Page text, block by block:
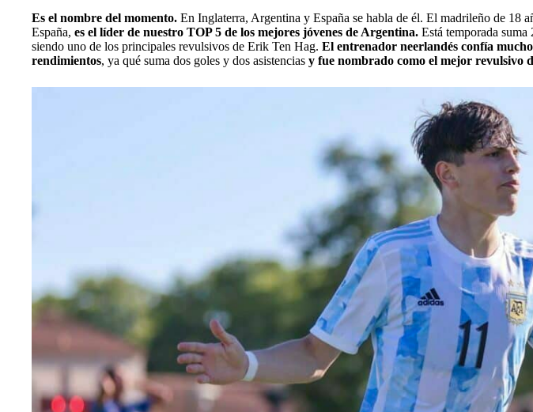
Es el nombre del momento. En Inglaterra, Argentina y España se habla de él. El madrileño de 18
España, es el líder de nuestro TOP 5 de los mejores jóvenes de Argentina. Está temporada
siendo uno de los principales revulsivos de Erik Ten Hag. El entrenador neerlandés confía
rendimientos, ya qué suma dos goles y dos asistencias y fue nombrado como el mejor revulsivo